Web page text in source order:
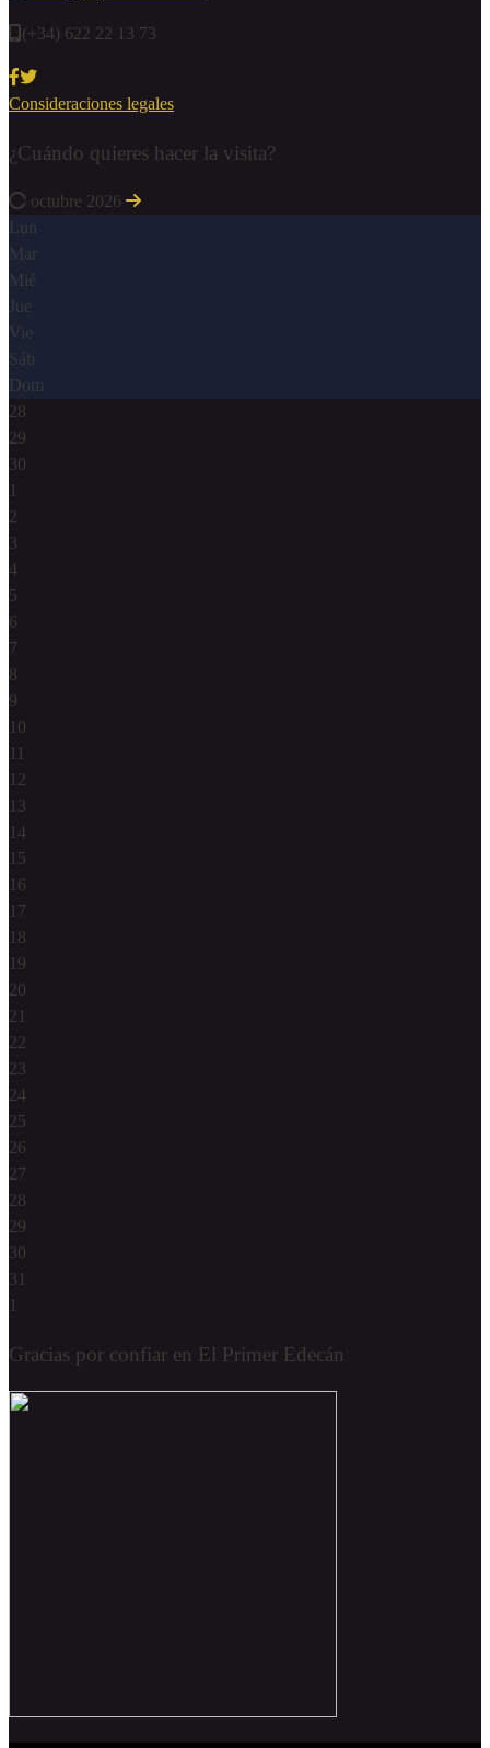
(+34) 622 22 13 73
Consideraciones legales
¿Cuándo quieres hacer la visita?
octubre 2026
Lun
Mar
Mié
Jue
Vie
Sáb
Dom
28
29
30
1
2
3
4
5
6
7
8
9
10
11
12
13
14
15
16
17
18
19
20
21
22
23
24
25
26
27
28
29
30
31
1
Gracias por confiar en El Primer Edecán